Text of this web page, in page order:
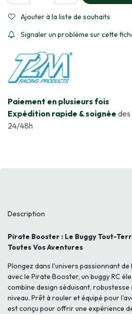
Ajouter à la liste de souhaits
Signaler un problème sur cette
​Paiement en plusieurs fois
Expédition rapide & soignée
24/48h
Description
Pirate Booster : Le Buggy Tout-
Toutes Vos Aventures
Plongez dans l'univers passionnant
avec le Pirate Booster, un buggy RC
combine design séduisant,
niveau. Prêt à rouler et équipé pour
est conçu pour offrir une expérience